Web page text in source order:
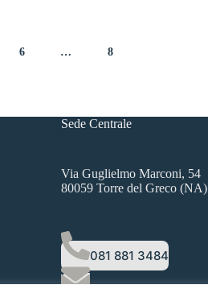
6 … 8
Sede Centrale
Via Guglielmo Marconi, 54
80059 Torre del Greco (NA)
081 881 3484